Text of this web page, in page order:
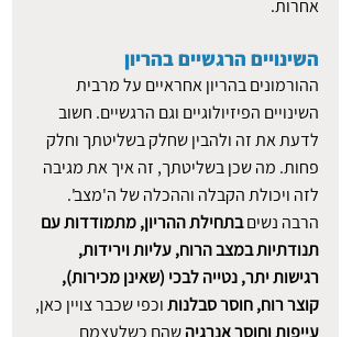
אחרות.
השינויים הרגשיים בהריון
ההורמונים בהריון אחראיים על מרבית
השינויים הפיזיולוגיים וגם הרגשיים. חשוב
לדעת את זה ולהבין שחלק בשליטתך וחלק
פחות. מה שכן בשליטתך, זה איך את מגיבה
לזה ויכולת הקבלה וההכלה של ה'מצב'.
הרבה נשים בתחילת ההריון, מתמודדות עם
תנודתיות במצב הרוח, עליות וירידות,
רגישות יתר, נטייה לבכי (שאינן מכירות),
קוצר רוח, חוסר סבלנות וכפי שכבר צויין כאן,
עייפות וחוסר אנרגיה שהם כשלעצמם